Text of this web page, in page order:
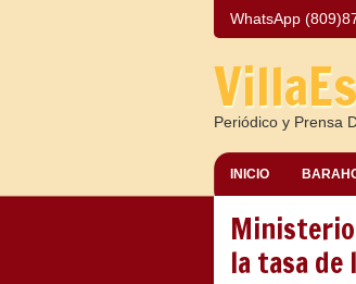
WhatsApp
Periódico y Prensa
INICIO
la tasa de